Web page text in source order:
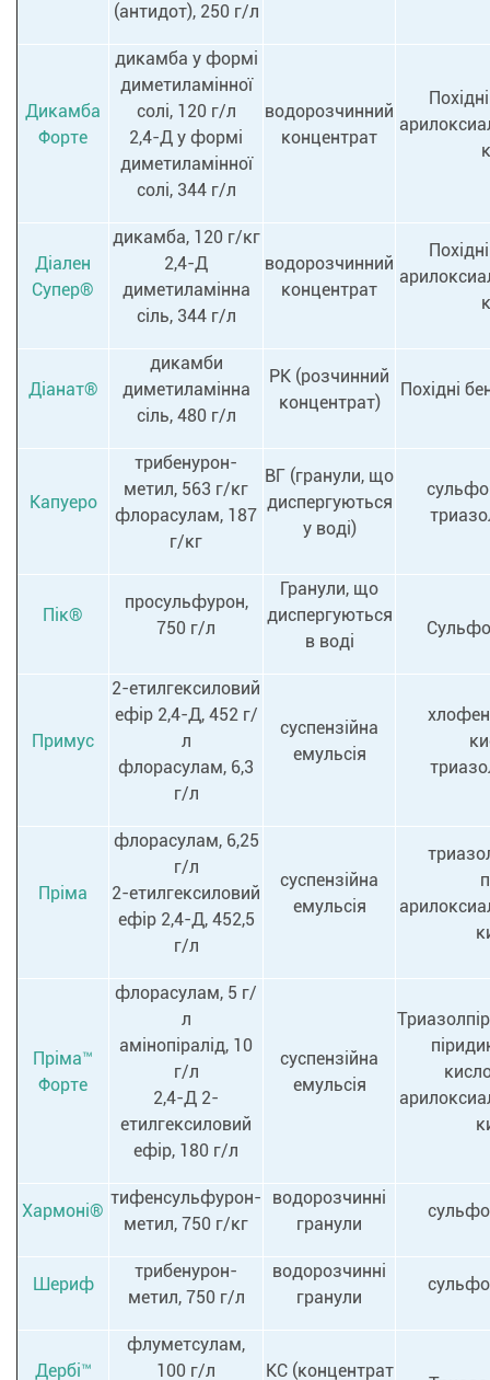
(антидот), 250 г/л
Дикамба
Форте
дикамба у формі
диметиламінної
солі, 120 г/л
2,4-Д у формі
диметиламінної
солі, 344 г/л
водорозчинний
концентрат
Діален
Супер®
дикамба, 120 г/кг
2,4-Д
диметиламінна
сіль, 344 г/л
водорозчинний
концентрат
Діанат®
дикамби
диметиламінна
сіль, 480 г/л
РК (розчинний
концентрат)
Похідні
Капуеро
трибенурон-
метил, 563 г/кг
флорасулам, 187
г/кг
ВГ (гранули, що
диспергуються
у воді)
Пік®
просульфурон,
750 г/л
Гранули, що
диспергуються
в воді
Примус
2-етилгексиловий
ефір 2,4-Д, 452 г/
л
флорасулам, 6,3
г/л
суспензійна
емульсія
Пріма
флорасулам, 6,25
г/л
2-етилгексиловий
ефір 2,4-Д, 452,5
г/л
суспензійна
емульсія
Пріма™
Форте
флорасулам, 5 г/
л
амінопіралід, 10
г/л
2,4-Д 2-
етилгексиловий
ефір, 180 г/л
суспензійна
емульсія
Хармоні®
тифенсульфурон-
метил, 750 г/кг
водорозчинні
гранули
Шериф
трибенурон-
метил, 750 г/л
водорозчинні
гранули
Дербі™
флуметсулам,
100 г/л
КC (концентрат